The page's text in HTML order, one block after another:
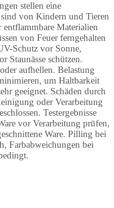
stellen eine
von Kindern und Tieren
entflammbare Materialien
von Feuer ferngehalten
Schutz vor Sonne,
Staunässe schützen.
aufhellen. Belastung
um Haltbarkeit
geeignet. Schäden durch
oder Verarbeitung
Testergebnisse
vor Verarbeitung prüfen,
Ware. Pilling bei
Farbabweichungen bei